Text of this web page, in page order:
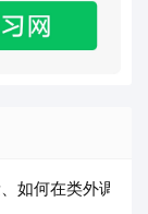
如何在类外调用